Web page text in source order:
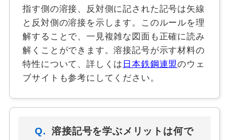
指す側の溶接、反対側に記された記号は矢線
と反対側の溶接を示します。このルールを理
解することで、一見複雑な図面も正確に読み
解くことができます。溶接記号が示す材料の
特性について、詳しくは 日本鉄鋼連盟のウェ
ブサイトも参考にしてください。
Q.
溶接記号を学ぶメリットは何で